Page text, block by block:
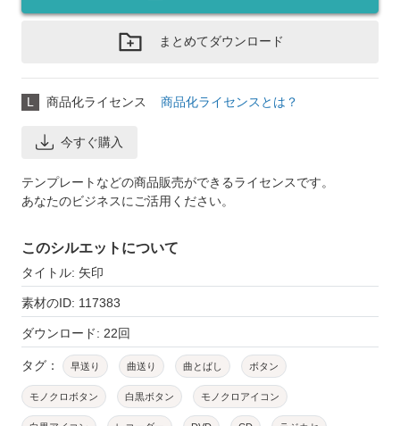
まとめてダウンロード
L 商品化ライセンス 商品化ライセンスとは？
今すぐ購入
テンプレートなどの商品販売ができるライセンスです。
あなたのビジネスにご活用ください。
このシルエットについて
タイトル: 矢印
素材のID: 117383
ダウンロード: 22回
タグ： 早送り 曲送り 曲とばし ボタン
モノクロボタン 白黒ボタン モノクロアイコン